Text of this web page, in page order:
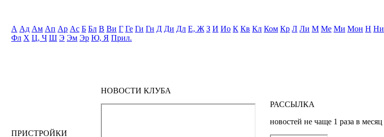
А Ад Ам Ап Ар Ас Б Бл В Ви Г Ге Ги Гн Д Ди Дл Е, Ж З И Ио К Кв Кл Ком Кр Л Ли М Ме Ми Мон Н Ни
Фл Х Ц, Ч Ш Э Эм Эр Ю, Я Прил.
ПРИСТРОЙКИ
НОВОСТИ КЛУБА
РАССЫЛКА
новостей не чаще 1 раза в месяц